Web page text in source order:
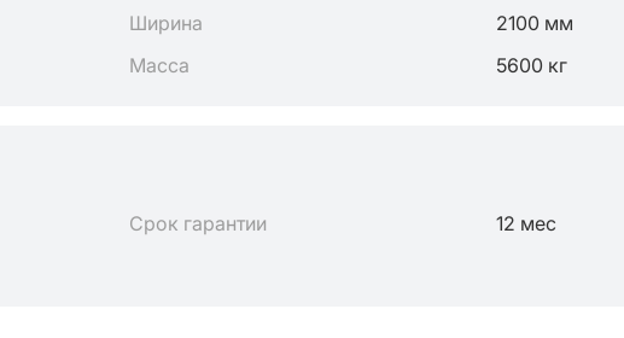
Ширина
2100 мм
Масса 5600 кг
Срок гарантии
12 мес